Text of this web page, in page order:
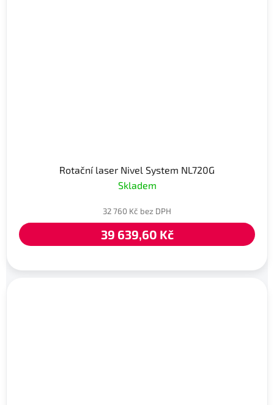
Rotační laser Nivel System NL720G
Skladem
32 760 Kč bez DPH
39 639,60 Kč